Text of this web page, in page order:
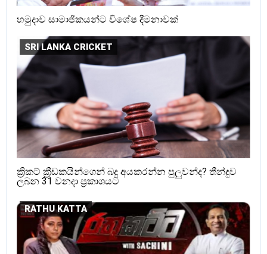
හමුදාව සාමාජිකයන්ට විශේෂ දීමනාවක්
SRI LANKA CRICKET
ක්‍රිකට් ක්‍රීඩකයින්ගෙන් බදු අයකරන්න පුලුවන්ද? තීන්දුව
ලබන 31 වනදා ප්‍රකාශයට
RATHU KATTA